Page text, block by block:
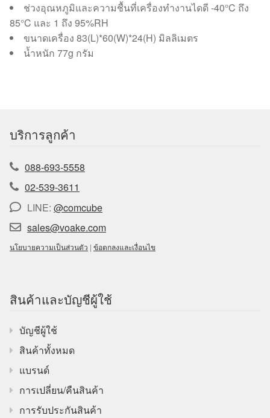
ช่วงอุณหภูมิและความชื้นที่เครื่องทำงานไดดี -40°C ถึง
85°C และ 1 ถึง 95%RH
ขนาดเครื่อง 83(L)*60(W)*24(H) มิลลิเมตร
น้ำหนัก 77g กรัม
บริการลูกค้า
088-693-5558
02-539-3611
LINE: @comcube
sales@voake.com
นโยบายความเป็นส่วนตัว | ข้อตกลงและเงื่อนไข
สินค้าและบัญชีผู้ใช้
บัญชีผู้ใช้
สินค้าทั้งหมด
แบรนด์
การเปลี่ยน/คืนสินค้า
การรับประกันสินค้า